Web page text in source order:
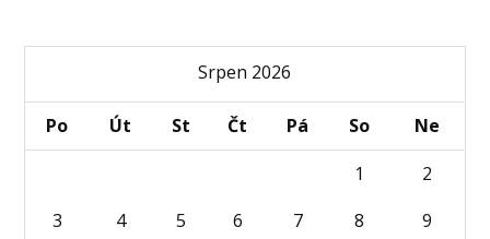
Srpen 2026
Po Út St Čt Pá So
Ne
1
2
3
4 5 6 7 8 9